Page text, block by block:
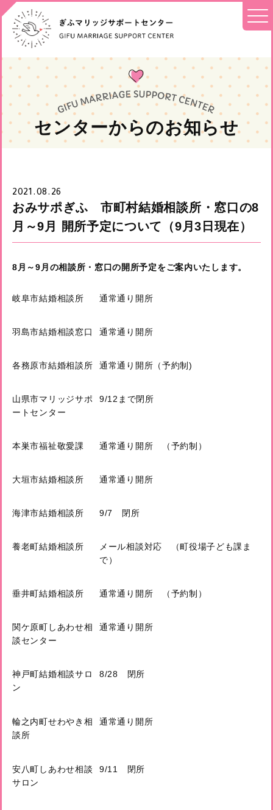
センターからのお知らせ
2021.08.26
おみサポぎふ 市町村結婚相談所・窓口の8
月～9月 開所予定について（9月3日現在）
8月～9月の相談所・窓口の開所予定をご案内いたします。
岐阜市結婚相談所 通常通り開所
羽島市結婚相談窓口 通常通り開所
各務原市結婚相談所 通常通り開所（予約制)
山県市マリッジサポ
ートセンター
9/12まで閉所
本巣市福祉敬愛課 通常通り開所 （予約制）
大垣市結婚相談所 通常通り開所
海津市結婚相談所 9/7 閉所
養老町結婚相談所
メール相談対応 （町役場子ども課ま
で）
垂井町結婚相談所 通常通り開所 （予約制）
関ケ原町しあわせ相
談センター
通常通り開所
神戸町結婚相談サロ
ン
8/28 閉所
輪之内町せわやき相
談所
通常通り開所
安八町しあわせ相談
サロン
9/11 閉所